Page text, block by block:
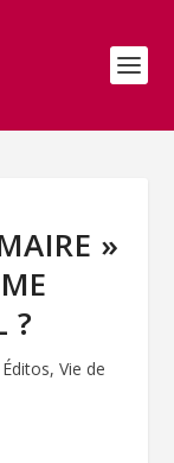
»
?
Éditos, Vie de